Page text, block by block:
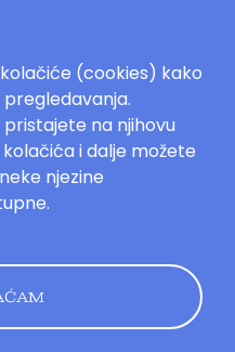
Pravila
(cookies) kako
na njihovu
i dalje možete
njezine